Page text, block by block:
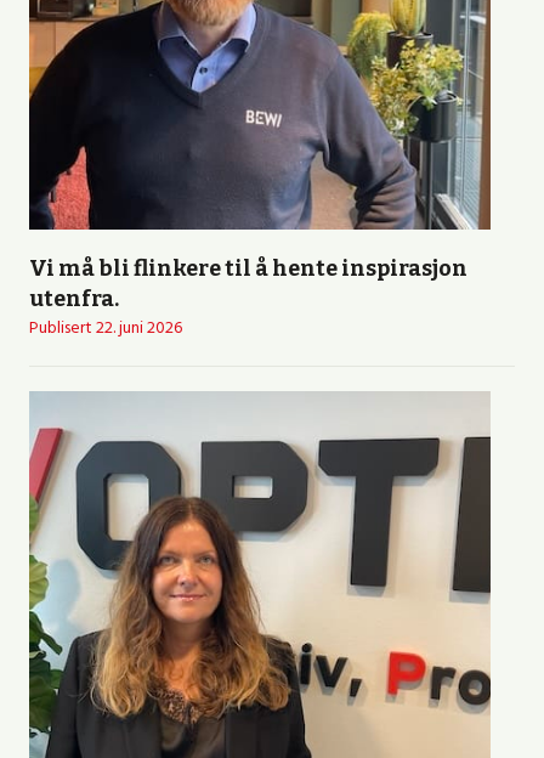
Vi må bli flinkere til å hente inspirasjon
utenfra.
Publisert22. juni 2026